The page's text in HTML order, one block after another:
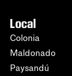
Local
Colonia
Maldonado
Paysandú